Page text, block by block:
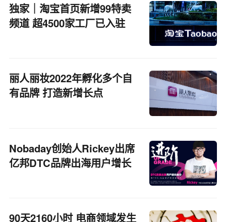
独家｜淘宝首页新增99特卖
频道 超4500家工厂已入驻
丽人丽妆2022年孵化多个自
有品牌 打造新增长点
Nobaday创始人Rickey出席
亿邦DTC品牌出海用户增长
90天2160小时 电商领域发生